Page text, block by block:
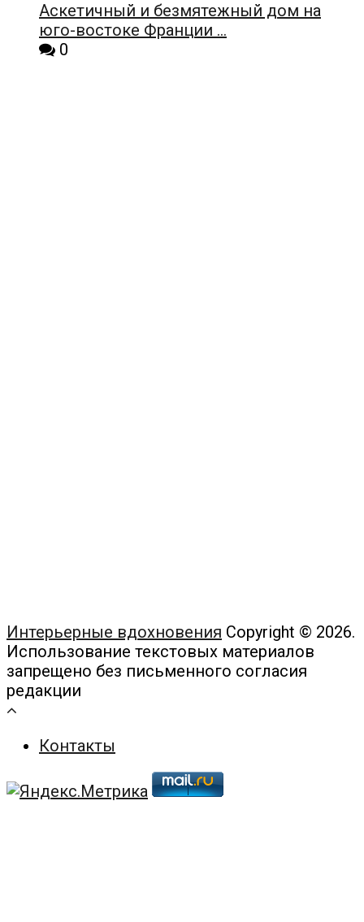
Аскетичный и безмятежный дом на
юго-востоке Франции …
0
Интерьерные вдохновения Copyright © 2026.
Использование текстовых материалов
запрещено без письменного согласия
редакции
Контакты